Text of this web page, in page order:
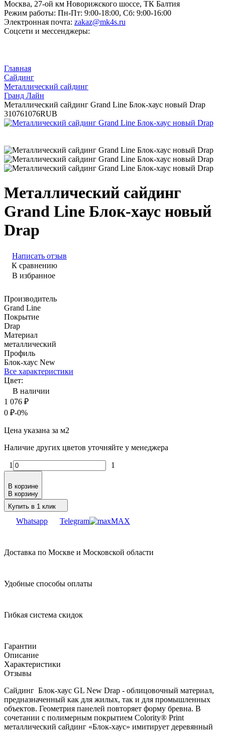
Москва, 27-ой км Новорижского шоссе, ТК Балтия
Режим работы: Пн-Пт: 9:00-18:00, Сб: 9:00-16:00
Электронная почта: zakaz@mk4s.ru
Соцсети и мессенджеры:
Главная
Сайдинг
Металлический сайдинг
Гранд Лайн
Металлический сайдинг Grand Line Блок-хаус новый Drap
310761076RUB
Металлический сайдинг
Grand Line Блок-хаус новый
Drap
Написать отзыв
К сравнению
В избранное
Производитель
Grand Line
Покрытие
Drap
Материал
металлический
Профиль
Блок-хаус New
Все характеристики
Цвет:
В наличии
1 076 ₽
0 ₽-0%
Цена указана за м2
Наличие других цветов уточняйте у менеджера
1 1
В корзине
В корзину
Купить в 1 клик
Whatsapp Telegram MAX
Доставка по Москве и Московской области
Удобные способы оплаты
Гибкая система скидок
Гарантии
Описание
Характеристики
Отзывы
Сайдинг Блок-хаус GL New Drap - облицовочный материал,
предназначенный как для жилых, так и для промышленных
объектов. Геометрия панелей повторяет форму бревна. В
сочетании с полимерным покрытием Colority® Print
металлический сайдинг «Блок-хаус» имитирует деревянный